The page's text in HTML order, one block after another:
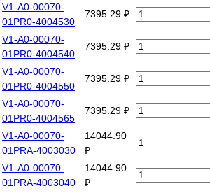
V1-A0-00070-
01PR0-4004530
7395.29 ₽
V1-A0-00070-
01PR0-4004540
7395.29 ₽
V1-A0-00070-
01PR0-4004550
7395.29 ₽
V1-A0-00070-
01PR0-4004565
7395.29 ₽
V1-A0-00070-
01PRA-4003030
14044.90
₽
V1-A0-00070-
01PRA-4003040
14044.90
₽